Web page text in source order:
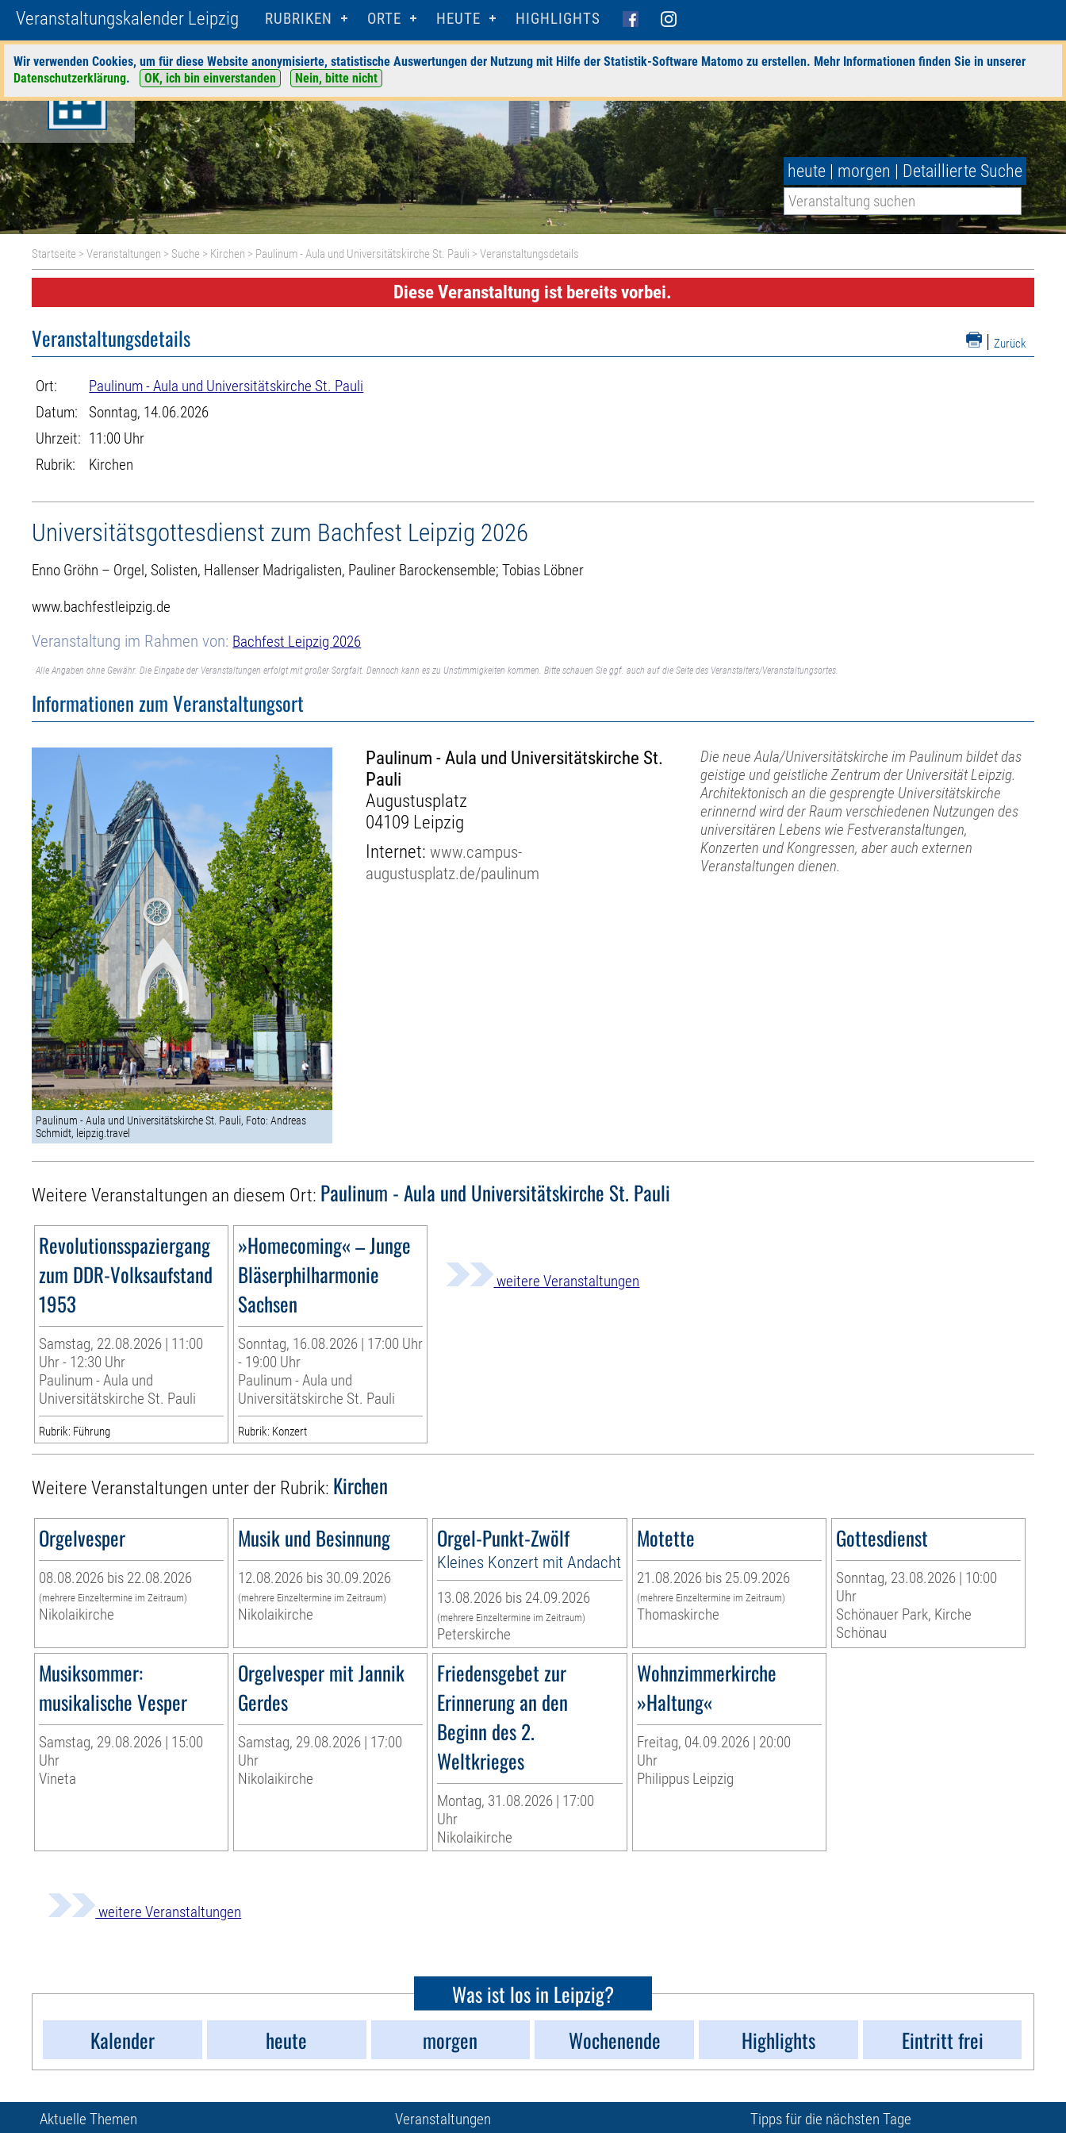
Veranstaltungskalender Leipzig RUBRIKEN ORTE HEUTE HIGHLIGHTS
Wir verwenden Cookies, um für diese Website anonymisierte, statistische Auswertungen der Nutzung mit Hilfe der Statistik-Software Matomo zu erstellen. Mehr Informationen finden Sie in unserer
Datenschutzerklärung. OK, ich bin einverstanden Nein, bitte nicht
heute | morgen | Detaillierte Suche
Startseite >Veranstaltungen > Suche > Kirchen > Paulinum - Aula und Universitätskirche St. Pauli > Veranstaltungsdetails
Diese Veranstaltung ist bereits vorbei.
| Zurück
Veranstaltungsdetails
Ort:
Paulinum - Aula und Universitätskirche St. Pauli
Datum:
Sonntag, 14.06.2026
Uhrzeit: 11:00 Uhr
Rubrik:
Kirchen
Universitätsgottesdienst zum Bachfest Leipzig 2026
Enno Gröhn – Orgel, Solisten, Hallenser Madrigalisten, Pauliner Barockensemble; Tobias Löbner
www.bachfestleipzig.de
Veranstaltung im Rahmen von: Bachfest Leipzig 2026
Alle Angaben ohne Gewähr. Die Eingabe der Veranstaltungen erfolgt mit großer Sorgfalt. Dennoch kann es zu Unstimmigkeiten kommen. Bitte schauen Sie ggf. auch auf die Seite des Veranstalters/Veranstaltungsortes.
Informationen zum Veranstaltungsort
Paulinum - Aula und Universitätskirche St. Pauli, Foto: Andreas
Schmidt, leipzig.travel
Paulinum - Aula und Universitätskirche St.
Pauli
Augustusplatz
04109 Leipzig
Internet:www.campus-
augustusplatz.de/paulinum
Die neue Aula/Universitätskirche im Paulinum bildet das
geistige und geistliche Zentrum der Universität Leipzig.
Architektonisch an die gesprengte Universitätskirche
erinnernd wird der Raum verschiedenen Nutzungen des
universitären Lebens wie Festveranstaltungen,
Konzerten und Kongressen, aber auch externen
Veranstaltungen dienen.
Weitere Veranstaltungen an diesem Ort: Paulinum - Aula und Universitätskirche St. Pauli
Revolutionsspaziergang
zum DDR-Volksaufstand
1953
Samstag, 22.08.2026 | 11:00
Uhr - 12:30 Uhr
Paulinum - Aula und
Universitätskirche St. Pauli
Rubrik: Führung
»Homecoming« – Junge
Bläserphilharmonie
Sachsen
Sonntag, 16.08.2026 | 17:00 Uhr
- 19:00 Uhr
Paulinum - Aula und
Universitätskirche St. Pauli
Rubrik: Konzert
weitere Veranstaltungen
Weitere Veranstaltungen unter der Rubrik: Kirchen
Orgelvesper
08.08.2026 bis 22.08.2026
(mehrere Einzeltermine im Zeitraum)
Nikolaikirche
Musik und Besinnung
12.08.2026 bis 30.09.2026
(mehrere Einzeltermine im Zeitraum)
Nikolaikirche
Orgel-Punkt-Zwölf
Kleines Konzert mit Andacht
13.08.2026 bis 24.09.2026
(mehrere Einzeltermine im Zeitraum)
Peterskirche
Motette
21.08.2026 bis 25.09.2026
(mehrere Einzeltermine im Zeitraum)
Thomaskirche
Gottesdienst
Sonntag, 23.08.2026 | 10:00
Uhr
Schönauer Park, Kirche
Schönau
Musiksommer:
musikalische Vesper
Samstag, 29.08.2026 | 15:00
Uhr
Vineta
Orgelvesper mit Jannik
Gerdes
Samstag, 29.08.2026 | 17:00
Uhr
Nikolaikirche
Friedensgebet zur
Erinnerung an den
Beginn des 2.
Weltkrieges
Montag, 31.08.2026 | 17:00
Uhr
Nikolaikirche
Wohnzimmerkirche
»Haltung«
Freitag, 04.09.2026 | 20:00
Uhr
Philippus Leipzig
weitere Veranstaltungen
Was ist los in Leipzig?
Kalender
heute morgen Wochenende Highlights Eintritt frei
Aktuelle Themen Veranstaltungen Tipps für die nächsten Tage